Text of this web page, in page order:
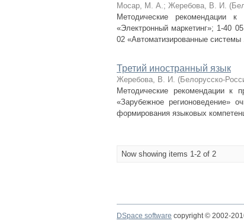
Мосар, М. А.; Жеребова, В. И. (
Методические рекомендации
«Электронный маркетинг»; 1-40
02 «Автоматизированные системы
Третий иностранный язык
Жеребова, В. И. (Белорусско-
Методические рекомендации к
«Зарубежное регионоведение»
формирования языковых
Now showing items 1-2 of 2
DSpace software copyright © 2002-